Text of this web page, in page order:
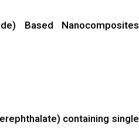
Based Nanocomposites
containing single